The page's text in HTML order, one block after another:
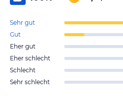
Sehr gut
Gut
Eher gut
Eher schlecht
Schlecht
Sehr schlecht